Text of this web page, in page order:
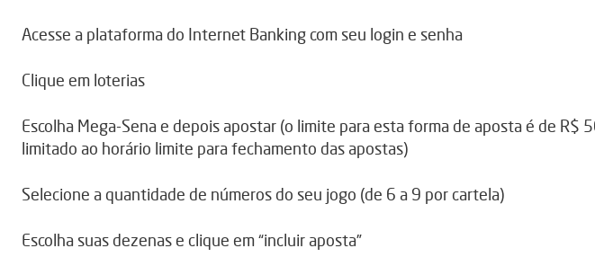
Acesse a plataforma do Internet Banking com seu login e senha
Clique em loterias
Escolha Mega-Sena e depois apostar (o limite para esta forma de aposta é de R$
limitado ao horário limite para fechamento das apostas)
Selecione a quantidade de números do seu jogo (de 6 a 9 por cartela)
Escolha suas dezenas e clique em “incluir aposta”